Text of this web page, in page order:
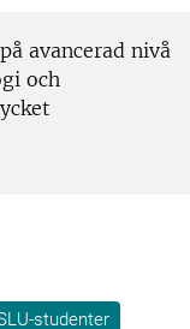
avancerad nivå
och
studenter